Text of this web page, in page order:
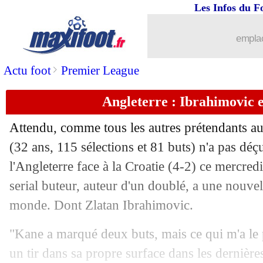
Actu foot> Premier League
Les Infos du
Angleterre : Ibrahimovic
Attendu, comme tous les autres prétendants
(32 ans, 115 sélections et 81 buts) n'a pas
l'Angleterre face à la Croatie (4-2) ce
serial buteur, auteur d'un doublé, a une
monde. Dont Zlatan Ibrahimovic.
"Kane a marqué deux buts, mais ce qui m'a
un tir dans sa propre surface dans les
: Pochettino rêve du titre
18/06 Portugal: Martinez se défend pour
18/06 Chelsea: le Real pense à Fernandez,
: Mbappé vise déjà le sacre
18/06 Angleterre: Kane proche d'un sacré
18/06 Real: Konaté a bien signé ! (officiel)
18/06 Angleterre: Tuchel a recadré
18/06 Colombie: Diaz a réalisé son rêve